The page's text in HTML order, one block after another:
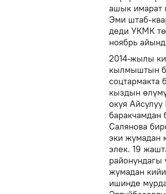
ашык имарат
Эми штаб-
деди УКМК
ноябрь
2014-жылы
кылмыштын
кыздын
окуя
баракчамдан
Салянова
эки жумадан
элек. 19
жумадан
ишинде